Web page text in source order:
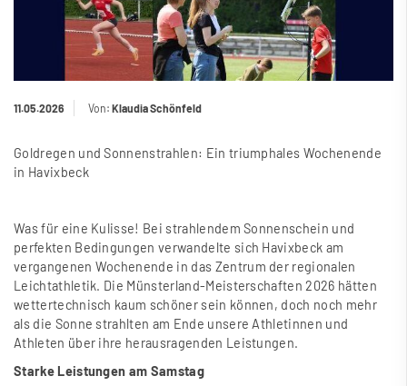
11.05.2026 Von: Klaudia Schönfeld
Goldregen und Sonnenstrahlen: Ein triumphales Wochenende
in Havixbeck
Was für eine Kulisse! Bei strahlendem Sonnenschein und
perfekten Bedingungen verwandelte sich Havixbeck am
vergangenen Wochenende in das Zentrum der regionalen
Leichtathletik. Die Münsterland-Meisterschaften 2026 hätten
wettertechnisch kaum schöner sein können, doch noch mehr
als die Sonne strahlten am Ende unsere Athletinnen und
Athleten über ihre herausragenden Leistungen.
Starke Leistungen am Samstag